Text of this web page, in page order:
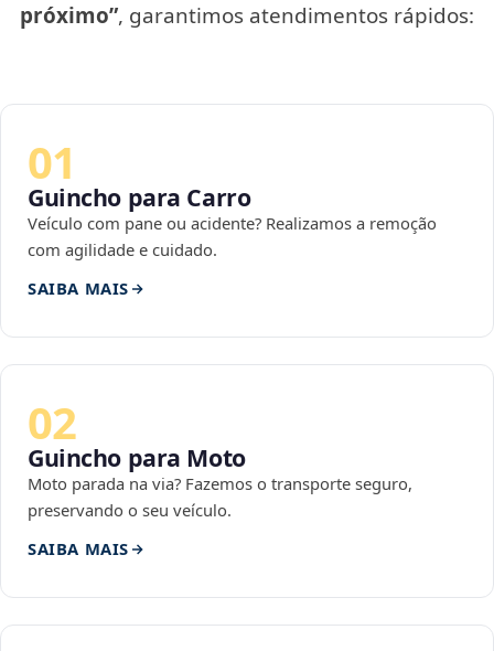
próximo”, garantimos atendimentos rápidos:
01
Guincho para Carro
Veículo com pane ou acidente? Realizamos a remoção
com agilidade e cuidado.
SAIBA MAIS
02
Guincho para Moto
Moto parada na via? Fazemos o transporte seguro,
preservando o seu veículo.
SAIBA MAIS